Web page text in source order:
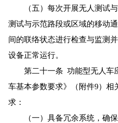
（五）每次开展无人测试与
测试与示范路段或区域的移动
间的联络状态进行检查与监测
设备正常运行。
第二十一条 功能型无人车
车基本参数要求》（附件9）相
求：
（一）具备冗余系统，确保